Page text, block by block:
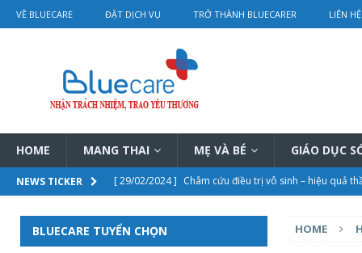
VỀ BLUECARE ĐẶT DỊCH VỤ TRỞ THÀNH BLUECARER LIÊN HỆ
HOME MANG THAI MẸ VÀ BÉ GIÁO DỤC
NEWS TICKER [ 29/02/2024 ] Bí mật trị nám sau sinh của Từ Hi Thái
[ 28/02/2024 ]
Chi tiết bảng giá dịch vụ thông tắc tia
HOME
BLUECARE TUYỂN CHỌN